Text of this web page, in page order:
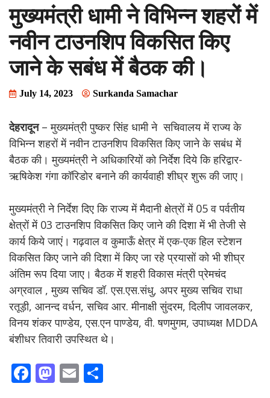
मुख्यमंत्री धामी ने विभिन्न शहरों में
नवीन टाउनशिप विकसित किए
जाने के सबंध में बैठक की।
July 14, 2023 Surkanda Samachar
देहरादून– मुख्यमंत्री पुष्कर सिंह धामी ने सचिवालय में राज्य के
विभिन्न शहरों में नवीन टाउनशिप विकसित किए जाने के सबंध में
बैठक की। मुख्यमंत्री ने अधिकारियों को निर्देश दिये कि हरिद्वार-
ऋषिकेश गंगा कॉरिडोर बनाने की कार्यवाही शीघ्र शुरू की जाए।
मुख्यमंत्री ने निर्देश दिए कि राज्य में मैदानी क्षेत्रों में 05 व पर्वतीय
क्षेत्रों में 03 टाउनशिप विकसित किए जाने की दिशा में भी तेजी से
कार्य किये जाएं। गढ़वाल व कुमाऊँ क्षेत्र में एक-एक हिल स्टेशन
विकसित किए जाने की दिशा में किए जा रहे प्रयासों को भी शीघ्र
अंतिम रूप दिया जाए। बैठक में शहरी विकास मंत्री प्रेमचंद
अग्रवाल , मुख्य सचिव डॉ. एस.एस.संधु, अपर मुख्य सचिव राधा
रतूड़ी, आनन्द वर्धन, सचिव आर. मीनाक्षी सुंदरम, दिलीप जावलकर,
विनय शंकर पाण्डेय, एस.एन पाण्डेय, वी. षणमुगम, उपाध्यक्ष MDDA
बंशीधर तिवारी उपस्थित थे।
F M E